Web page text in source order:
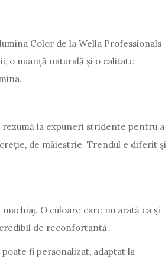
Color de la Wella Professionals
o nuanță naturală și o calitate
rezumă la expuneri stridente pentru a
de măiestrie. Trendul e diferit și
O culoare care nu arată ca și
de reconfortantă.
fi personalizat, adaptat la